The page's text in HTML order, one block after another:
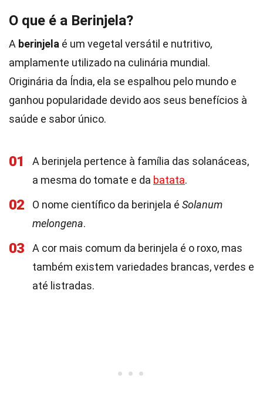
O que é a Berinjela?
A berinjela é um vegetal versátil e nutritivo,
amplamente utilizado na culinária mundial.
Originária da Índia, ela se espalhou pelo mundo e
ganhou popularidade devido aos seus benefícios à
saúde e sabor único.
01
A berinjela pertence à família das solanáceas,
a mesma do tomate e da batata.
02 O nome científico da berinjela é Solanum
melongena.
03
A cor mais comum da berinjela é o roxo, mas
também existem variedades brancas, verdes e
até listradas.